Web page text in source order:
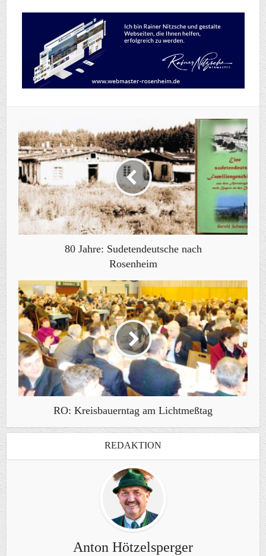
80 Jahre: Sudetendeutsche nach
Rosenheim
RO: Kreisbauerntag am Lichtmeßtag
REDAKTION
Anton Hötzelsperger